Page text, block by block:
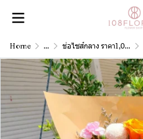
Home ... ช่อไซส์กลาง ราคา1,001 - 3,000 บาท